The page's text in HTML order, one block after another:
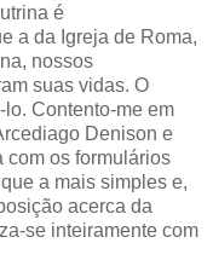
é
a da Igreja de Roma,
nossos
suas vidas. O
Contento-me em
Denison e
com os formulários
a mais simples e,
acerca da
se inteiramente com